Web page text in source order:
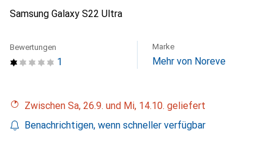
Samsung Galaxy S22 Ultra
1
Bewertungen Marke
Mehr von Noreve
Zwischen Sa, 26.9. und Mi, 14.10. geliefert
Benachrichtigen, wenn schneller verfügbar